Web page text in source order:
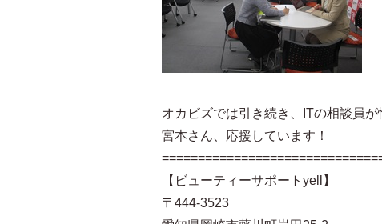
オカビズでは引き続き、ITの相談員が
宮本さん、応援しています！
【ビューティーサポートyell】
〒444-3523